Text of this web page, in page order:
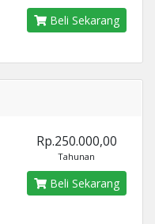
Beli Sekarang
Rp.250.000,00
Tahunan
Beli Sekarang